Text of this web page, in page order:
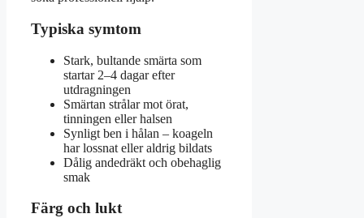
Typiska symtom
Stark, bultande smärta som
startar 2–4 dagar efter
utdragningen
Smärtan strålar mot örat,
tinningen eller halsen
Synligt ben i hålan – koageln
har lossnat eller aldrig bildats
Dålig andedräkt och obehaglig
smak
Färg och lukt